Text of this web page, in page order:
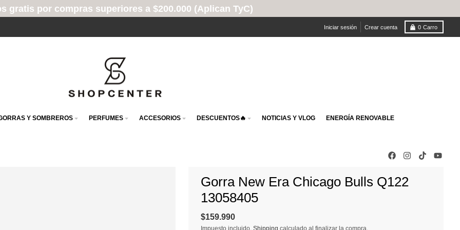
superiores a $200.000 (Aplican TyC)
Iniciar sesión Crear cuenta 0 Carro
Y SOMBREROS PERFUMES ACCESORIOS DESCUENTOS🔥 NOTICIAS Y VLOG ENERGÍA RENOVABLE
Gorra New Era Chicago Bulls Q122
13058405
$159.990